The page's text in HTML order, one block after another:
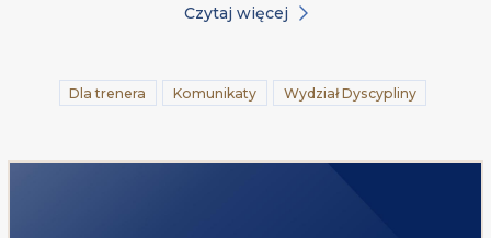
Czytaj więcej
Dla trenera Komunikaty Wydział Dyscypliny